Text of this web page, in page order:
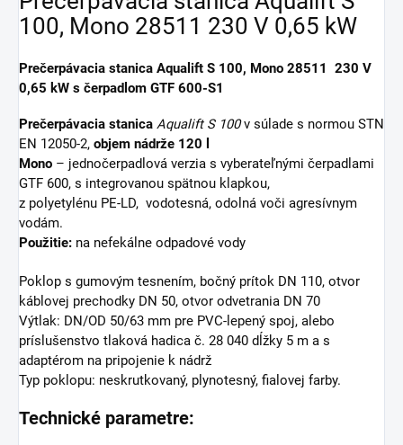
100, Mono 28511 230 V 0,65 kW
Prečerpávacia stanica Aqualift S 100, Mono 28511 230 V
0,65 kW s čerpadlom GTF 600-S1
Prečerpávacia stanica Aqualift S 100v súlade s normou STN
EN 12050-2, objem nádrže 120 l
Mono – jednočerpadlová verzia s vyberateľnými čerpadlami
GTF 600, s integrovanou spätnou klapkou,
z polyetylénu PE-LD, vodotesná, odolná voči agresívnym
vodám.
Použitie: na nefekálne odpadové vody
Poklop s gumovým tesnením, bočný prítok DN 110, otvor
káblovej prechodky DN 50, otvor odvetrania DN 70
Výtlak: DN/OD 50/63 mm pre PVC-lepený spoj, alebo
príslušenstvo tlaková hadica č. 28 040 dĺžky 5 m a s
adaptérom na pripojenie k nádrž
Typ poklopu: neskrutkovaný, plynotesný, fialovej farby.
Technické parametre: